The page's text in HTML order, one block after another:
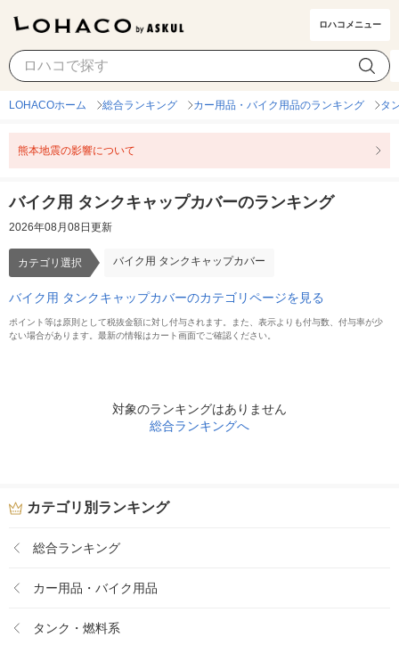
ロハコメニュー
バイク用 タンクキャップカバー カテゴリ選択
LOHACOホーム 総合ランキング カー用品・バイク用品のランキング タ
熊本地震の影響について
バイク用 タンクキャップカバーのランキング
2026年08月08日更新
カテゴリ選択 バイク用 タンクキャップカバー
バイク用 タンクキャップカバーのカテゴリページを見る
ポイント等は原則として税抜金額に対し付与されます。また、表示よりも付与数、付与率が少
ない場合があります。最新の情報はカート画面でご確認ください。
対象のランキングはありません
総合ランキングへ
カテゴリ別ランキング
総合ランキング
カー用品・バイク用品
タンク・燃料系